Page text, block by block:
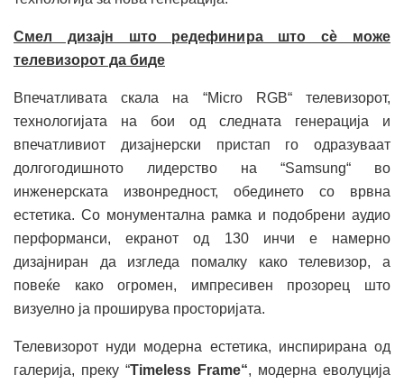
Смел дизајн што редефинира што сѐ може
телевизорот да биде
Впечатливата скала на “Micro RGB“ телевизорот,
технологијата на бои од следната генерација и
впечатливиот дизајнерски пристап го одразуваат
долгогодишното лидерство на “Samsung“ во
инженерската извонредност, обединето со врвна
естетика. Со монументална рамка и подобрени аудио
перформанси, екранот од 130 инчи е намерно
дизајниран да изгледа помалку како телевизор, а
повеќе како огромен, импресивен прозорец што
визуелно ја проширува просторијата.
Телевизорот нуди модерна естетика, инспирирана од
галерија, преку “Timeless Frame“, модерна еволуција